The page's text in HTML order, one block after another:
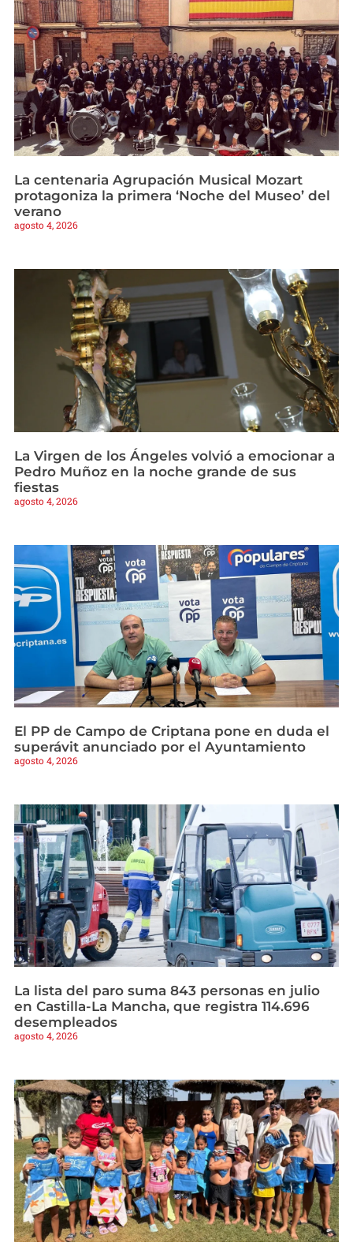
La centenaria Agrupación Musical Mozart
protagoniza la primera ‘Noche del Museo’ del
verano
agosto 4, 2026
La Virgen de los Ángeles volvió a emocionar a
Pedro Muñoz en la noche grande de sus
fiestas
agosto 4, 2026
El PP de Campo de Criptana pone en duda el
superávit anunciado por el Ayuntamiento
agosto 4, 2026
La lista del paro suma 843 personas en julio
en Castilla-La Mancha, que registra 114.696
desempleados
agosto 4, 2026